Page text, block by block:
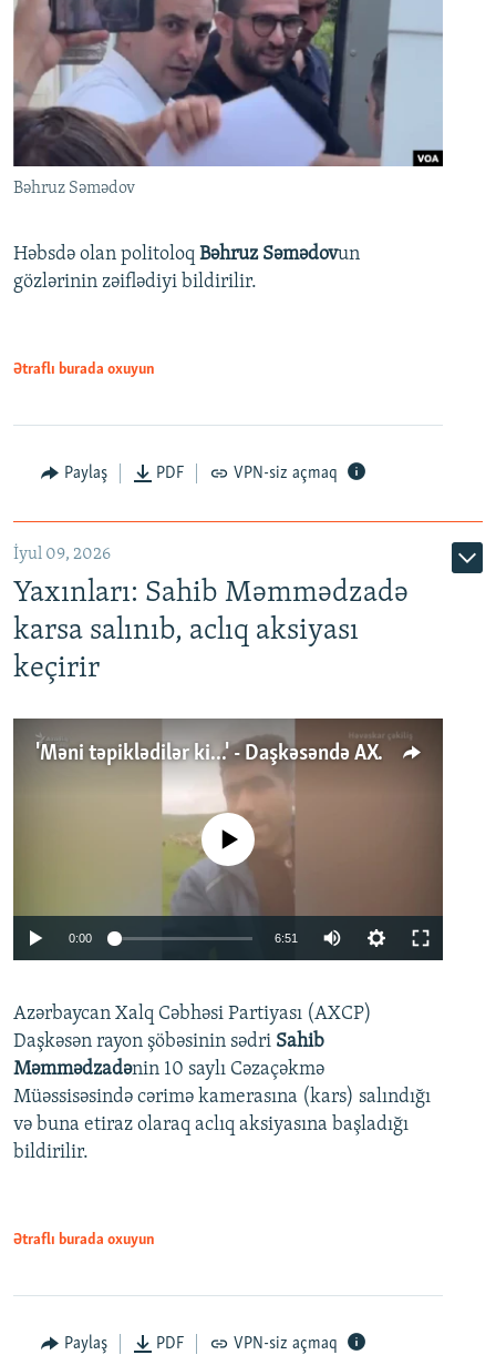
Bəhruz Səmədov
Həbsdə olan politoloq Bəhruz Səmədovun
gözlərinin zəiflədiyi bildirilir.
Ətraflı burada oxuyun
Paylaş PDF VPN-siz açmaq
İyul 09, 2026
Yaxınları: Sahib Məmmədzadə
karsa salınıb, aclıq aksiyası
keçirir
'Məni təpiklədilər ki...' - Daşkəsəndə AXCP fəalının yaxınları onun həbsinə etiraz edirlər
Auto 240p 360p
720p 1080p
No media source currently available
0:00 6:51
360p
720p
1080p
Azərbaycan Xalq Cəbhəsi Partiyası (AXCP)
Daşkəsən rayon şöbəsinin sədri Sahib
Məmmədzadənin 10 saylı Cəzaçəkmə
Müəssisəsində cərimə kamerasına (kars) salındığı
və buna etiraz olaraq aclıq aksiyasına başladığı
bildirilir.
Ətraflı burada oxuyun
Paylaş PDF VPN-siz açmaq